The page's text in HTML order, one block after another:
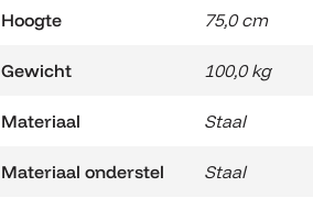
Hoogte 75,0 cm
Gewicht 100,0 kg
Materiaal Staal
Materiaal onderstel Staal